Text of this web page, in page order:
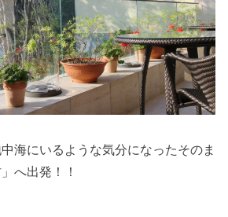
海にいるような気分になったそのま
へ出発！！